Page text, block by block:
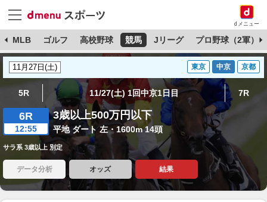
dメニュー
MLB ゴルフ 高校野球 競馬 Jリーグ プロ野球（2軍）
東京 中京 京都
5R 11/27(土) 1回中京1日目 7R
6R
12:55
3歳以上500万円以下
平地 ダート 左・1600m 14頭
サラ系 3歳以上 別定
データ分析 オッズ 結果